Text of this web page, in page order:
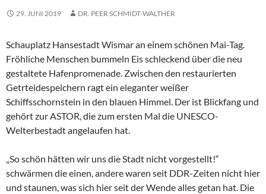
29. JUNI 2019 DR. PEER SCHMIDT-WALTHER
Schauplatz Hansestadt Wismar an einem schönen Mai-Tag.
Fröhliche Menschen bummeln Eis schleckend über die neu
gestaltete Hafenpromenade. Zwischen den restaurierten
Getrteidespeichern ragt ein eleganter weißer
Schiffsschornstein in den blauen Himmel. Der ist Blickfang und
gehört zur ASTOR, die zum ersten Mal die UNESCO-
Welterbestadt angelaufen hat.
„So schön hätten wir uns die Stadt nicht vorgestellt!“
schwärmen die einen, andere waren seit DDR-Zeiten nicht hier
und staunen, was sich hier seit der Wende alles getan hat. Die